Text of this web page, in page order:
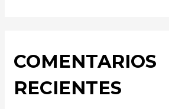
COMENTARIOS
RECIENTES